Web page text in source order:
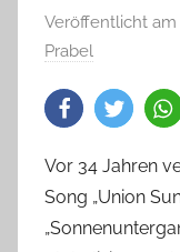
Veröffentlicht am
Prabel
Vor 34 Jahren
Song „Union